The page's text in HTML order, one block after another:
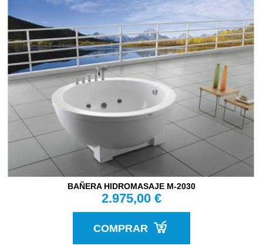
BAÑERA HIDROMASAJE M-2030
2.975,00 €
COMPRAR